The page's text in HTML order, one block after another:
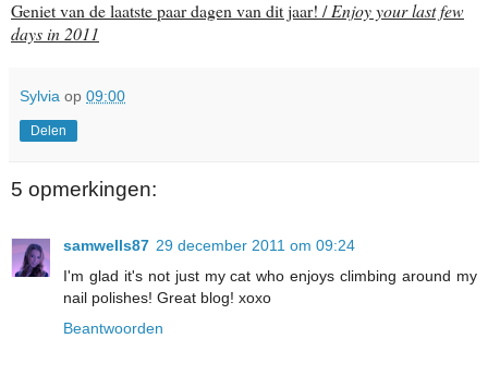
Geniet van de laatste paar dagen van dit jaar! /Enjoy your last few
days in 2011
Sylvia op 09:00
Delen
5 opmerkingen:
samwells87 29 december 2011 om 09:24
I'm glad it's not just my cat who enjoys climbing around my
nail polishes! Great blog! xoxo
Beantwoorden